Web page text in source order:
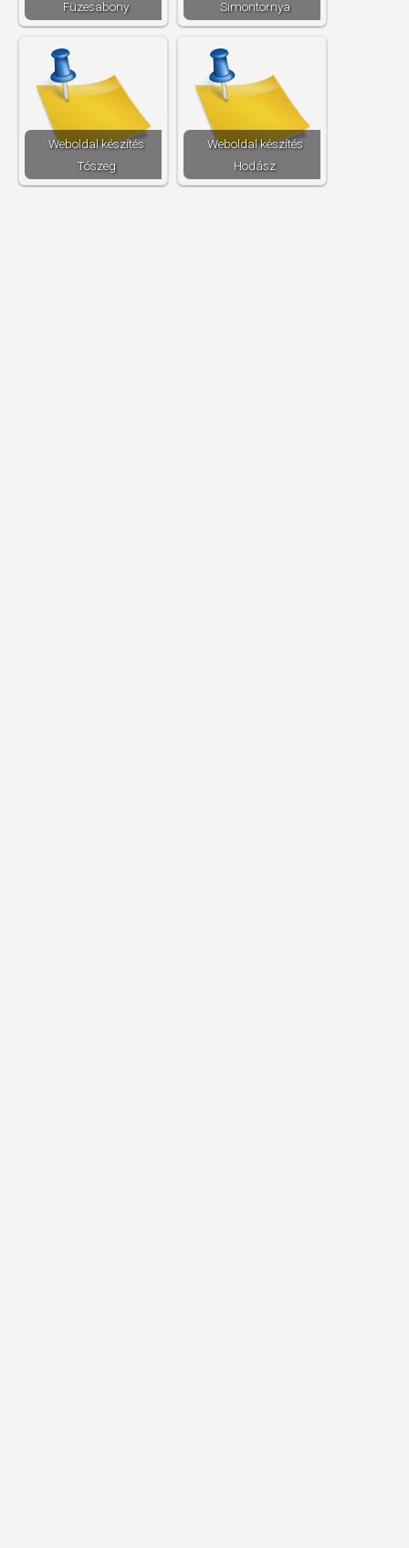
Füzesabony Simontornya
Weboldal készítés​
Tószeg
Weboldal készítés​
Hodász